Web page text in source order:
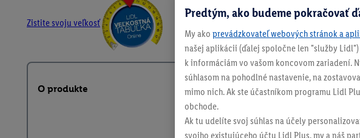
Zistite svoju veľkosť
O produkte
Predtým, ako budeme pokračovať
My ako prevádzkovateľ webových stránok a
našej aplikácii (ďalej spoločne len "služby
k informáciám vo vašom koncovom zariadení.
súhlasom na pohodlné nastavenie, na
mimo nich. Ak ste účastníkom programu Lidl
obchode.
Ak tu udelíte svoj súhlas na účely
svojho existujúceho účtu Lidl Plus, my a náš